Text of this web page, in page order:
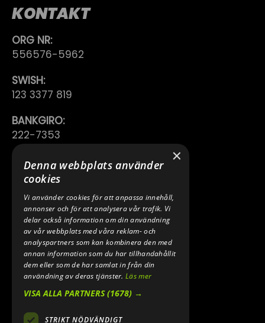
KONTAKT
ORG NR:
556576-5962
SWISH:
123 3377 819
BANKGIRO:
222-7353
TELEFON:
0640 200 50
E-POST:
INFO@SPEEDSHOPEN.SE
ÅNGRA MITT KÖP
×
Denna webbplats använder
cookies
Vi använder cookies för att anpassa innehåll,
annonser och för att analysera vår trafik. Vi
delar också information om din användning
av vår webbplats med våra reklam- och
analyspartners som kan kombinera den med
annan information som du har tillhandahållit
dem eller som de har samlat in från din
användning av deras tjänster.Läs mer
VISA ALLA PARTNERS(1678) →
STRIKT NÖDVÄNDIGT